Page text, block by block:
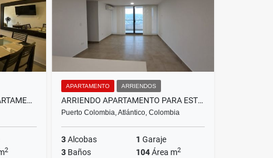
SE ARRIENDA HERMOSO APARTAMENTO AMOBLADO EN RIO ALTO, BARRANQUILLA.
2
APARTAMENTO ARRIENDOS
ARRIENDO APARTAMENTO PARA ESTRENAR EN PUERTO COLOMBIA
Puerto Colombia, Atlántico, Colombia
3Alcobas 1 Garaje
3 Baños 104Área m2